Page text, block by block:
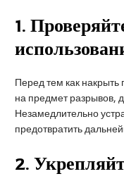
1.
Перед тем как накрыть
на предмет разрывов,
Незамедлительно
предотвратить
2.